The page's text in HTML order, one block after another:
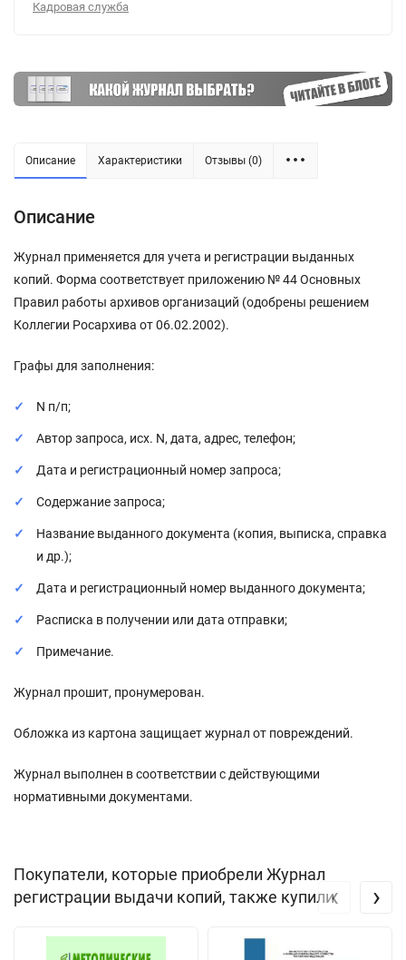
Кадровая служба
Описание Характеристики Отзывы (0)
Описание
Журнал применяется для учета и регистрации выданных
копий. Форма соответствует приложению № 44 Основных
Правил работы архивов организаций (одобрены решением
Коллегии Росархива от 06.02.2002).
Графы для заполнения:
N п/п;
Автор запроса, исх. N, дата, адрес, телефон;
Дата и регистрационный номер запроса;
Содержание запроса;
Название выданного документа (копия, выписка, справка
и др.);
Дата и регистрационный номер выданного документа;
Расписка в получении или дата отправки;
Примечание.
Журнал прошит, пронумерован.
Обложка из картона защищает журнал от повреждений.
Журнал выполнен в соответствии с действующими
нормативными документами.
Покупатели, которые приобрели Журнал
регистрации выдачи копий, также купили‹ ›